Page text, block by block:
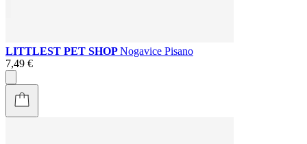
LITTLEST PET SHOPNogavice Pisano
7,49 €